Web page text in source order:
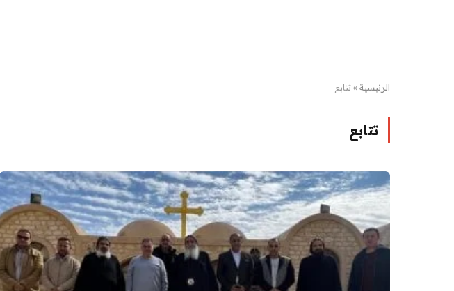
الرئيسية » تتابع
تتابع